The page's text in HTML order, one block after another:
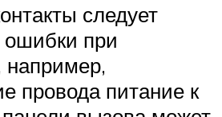
следует
ошибки при
например,
провода питание к